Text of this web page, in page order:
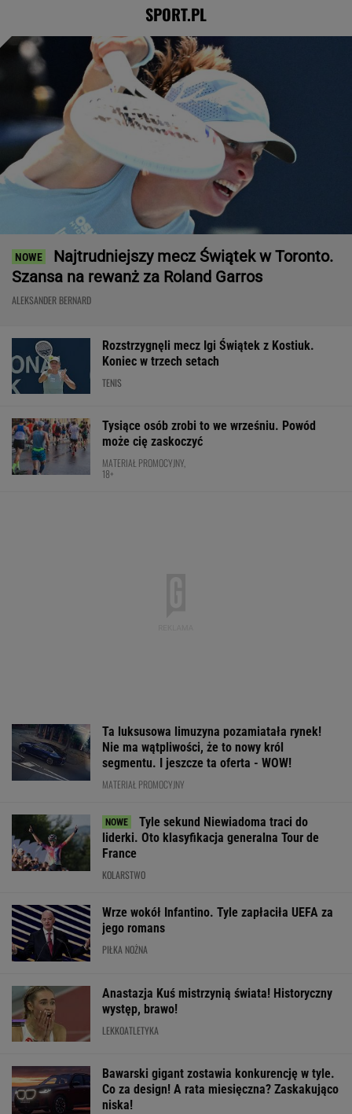
SPORT.PL
Najtrudniejszy mecz Świątek w Toronto.
Szansa na rewanż za Roland Garros
ALEKSANDER BERNARD
Rozstrzygnęli mecz Igi Świątek z Kostiuk.
Koniec w trzech setach
TENIS
Tysiące osób zrobi to we wrześniu. Powód
może cię zaskoczyć
MATERIAŁ PROMOCYJNY,
18+
Ta luksusowa limuzyna pozamiatała rynek!
Nie ma wątpliwości, że to nowy król
segmentu. I jeszcze ta oferta - WOW!
MATERIAŁ PROMOCYJNY
Tyle sekund Niewiadoma traci do
liderki. Oto klasyfikacja generalna Tour de
France
KOLARSTWO
Wrze wokół Infantino. Tyle zapłaciła UEFA za
jego romans
PIŁKA NOŻNA
Anastazja Kuś mistrzynią świata! Historyczny
występ, brawo!
LEKKOATLETYKA
Bawarski gigant zostawia konkurencję w tyle.
Co za design! A rata miesięczna? Zaskakująco
niska!